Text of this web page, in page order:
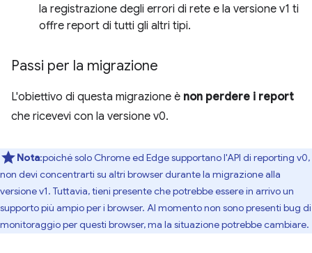
la registrazione degli errori di rete e la versione v1 ti
offre report di tutti gli altri tipi.
Passi per la migrazione
L'obiettivo di questa migrazione è non perdere i report
che ricevevi con la versione v0.
Nota:poiché solo Chrome ed Edge supportano l'API di reporting v0,
non devi concentrarti su altri browser durante la migrazione alla
versione v1. Tuttavia, tieni presente che potrebbe essere in arrivo un
supporto più ampio per i browser. Al momento non sono presenti bug di
monitoraggio per questi browser, ma la situazione potrebbe cambiare.